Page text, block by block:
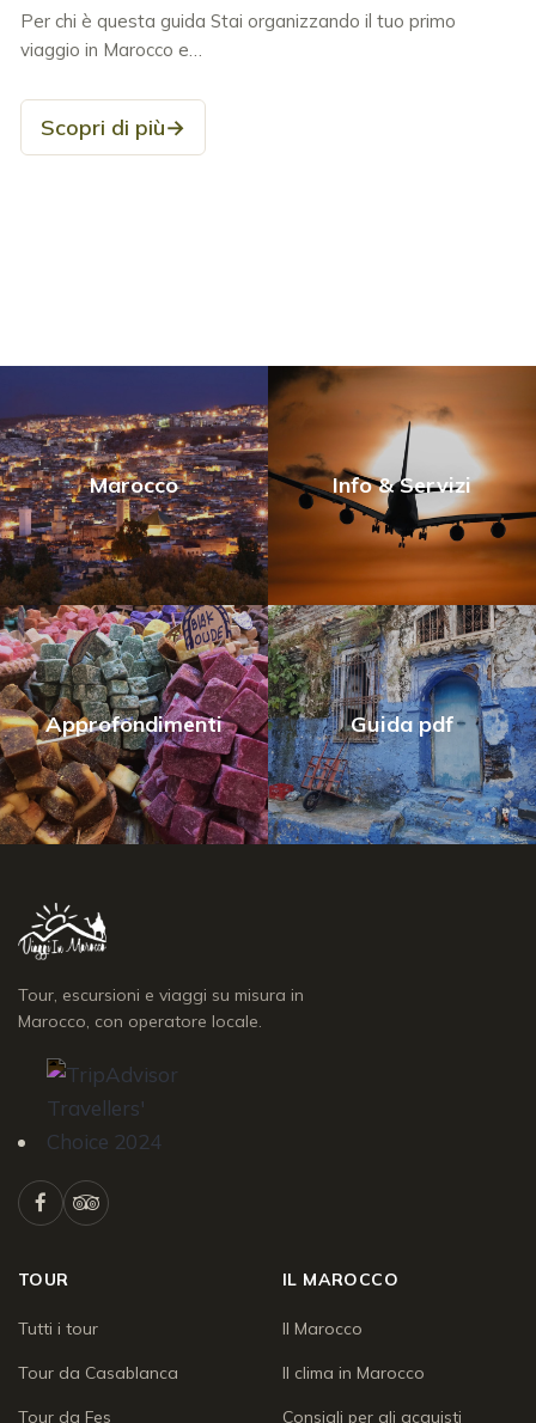
Per chi è questa guida Stai organizzando il tuo primo
viaggio in Marocco e…
Scopri di più→
Marocco Info & Servizi
Approfondimenti Guida pdf
Tour, escursioni e viaggi su misura in
Marocco, con operatore locale.
TOUR
Tutti i tour
Tour da Casablanca
Tour da Fes
IL MAROCCO
Il Marocco
Il clima in Marocco
Consigli per gli acquisti